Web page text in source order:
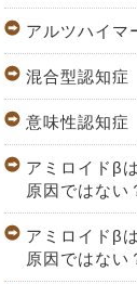
アルツハイマ
混合型認知症
意味性認知症
アミロイドβ
原因ではない
アミロイドβ
原因ではない